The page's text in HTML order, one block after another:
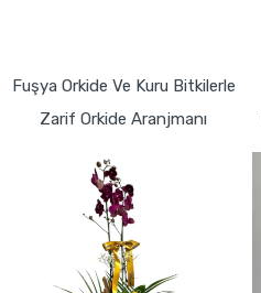
Fuşya Orkide Ve Kuru Bitkilerle
Zarif Orkide Aranjmanı